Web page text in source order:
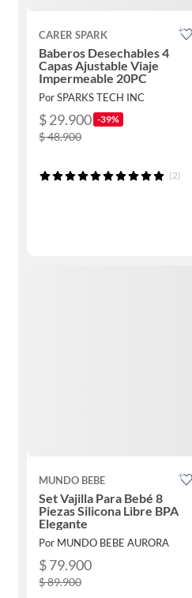
CARER SPARK
Baberos Desechables 4
Capas Ajustable Viaje
Impermeable 20PC
Por SPARKS TECH INC
$ 29.900 -39%
$ 48.900
(2)
MUNDO BEBE
Set Vajilla Para Bebé 8
Piezas Silicona Libre BPA
Elegante
Por MUNDO BEBE AURORA
$ 79.900
$ 89.900